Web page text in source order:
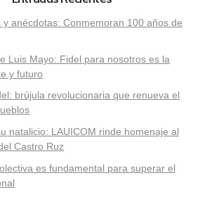
y anécdotas: Conmemoran 100 años de
Luis Mayo: Fidel para nosotros es la
y futuro
brújula revolucionaria que renueva el
natalicio: LAUICOM rinde homenaje al
Castro Ruz
es fundamental para superar el